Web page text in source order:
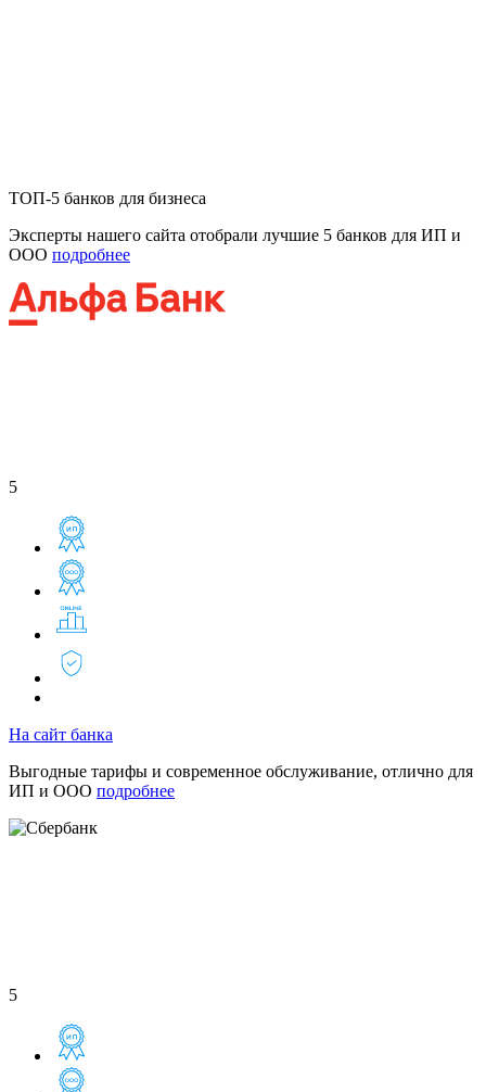
ТОП-5 банков для бизнеса
Эксперты нашего сайта отобрали лучшие 5 банков для ИП и
ООО подробнее
5
На сайт банка
Выгодные тарифы и современное обслуживание, отлично для
ИП и ООО подробнее
5